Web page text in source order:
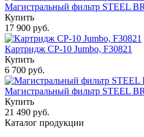
Магистральный фильтр STEEL
Купить
17 900 руб.
Картридж CP-10 Jumbo, F30821
Купить
6 700 руб.
Магистральный фильтр STEEL
Купить
21 490 руб.
Каталог продукции